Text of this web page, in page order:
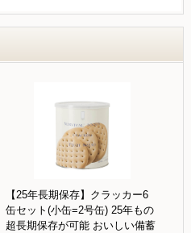
【25年長期保存】クラッカー6
缶セット(小缶=2号缶) 25年もの
超長期保存が可能 おいしい備蓄